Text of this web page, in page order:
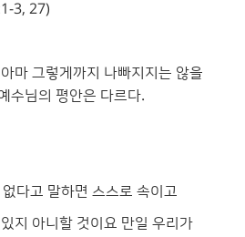
3, 27)
마 그렇게까지 나빠지지는 않을
수님의 평안은 다르다.
다고 말하면 스스로 속이고
지 아니할 것이요 만일 우리가